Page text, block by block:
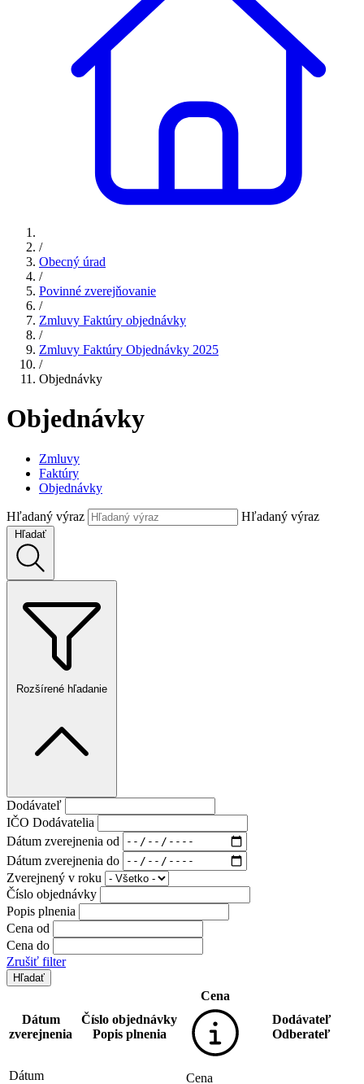
/
Obecný úrad
/
Povinné zverejňovanie
/
Zmluvy Faktúry objednávky
/
Zmluvy Faktúry Objednávky 2025
/
Objednávky
Objednávky
Zmluvy
Faktúry
Objednávky
Hľadaný výraz Hľadaný výraz
Hľadať
Rozšírené hľadanie
Dodávateľ
IČO Dodávatelia
Dátum zverejnenia od
Dátum zverejnenia do
Zverejnený v roku
Číslo objednávky
Popis plnenia
Cena od
Cena do
Zrušiť filter
Dátum
zverejnenia
Číslo objednávky
Popis plnenia
Cena
Dodávateľ
Odberateľ
Dátum
Cena